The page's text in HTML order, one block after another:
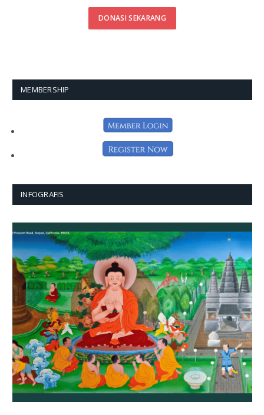
DONASI SEKARANG
MEMBERSHIP
INFOGRAFIS